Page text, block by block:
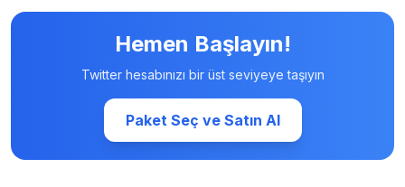
Hemen Başlayın!
Twitter hesabınızı bir üst seviyeye taşıyın
Paket Seç ve Satın Al